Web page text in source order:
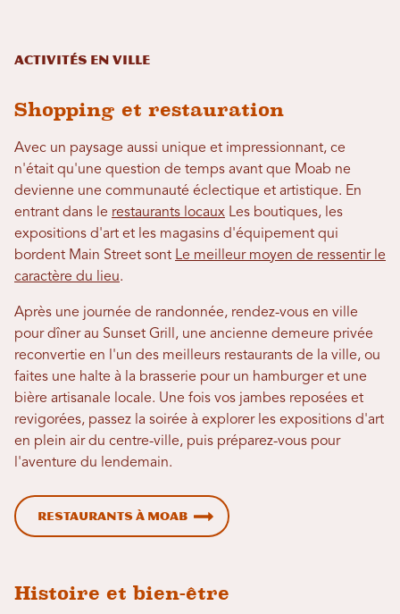
Activités en ville
Shopping et restauration
Avec un paysage aussi unique et impressionnant, ce
n'était qu'une question de temps avant que Moab ne
devienne une communauté éclectique et artistique. En
entrant dans le restaurants locaux Les boutiques, les
expositions d'art et les magasins d'équipement qui
bordent Main Street sont Le meilleur moyen de ressentir le
caractère du lieu.
Après une journée de randonnée, rendez-vous en ville
pour dîner au Sunset Grill, une ancienne demeure privée
reconvertie en l'un des meilleurs restaurants de la ville, ou
faites une halte à la brasserie pour un hamburger et une
bière artisanale locale. Une fois vos jambes reposées et
revigorées, passez la soirée à explorer les expositions d'art
en plein air du centre-ville, puis préparez-vous pour
l'aventure du lendemain.
Restaurants à Moab
Histoire et bien-être